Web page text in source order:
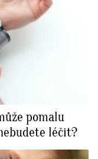
pomalu
léčit?